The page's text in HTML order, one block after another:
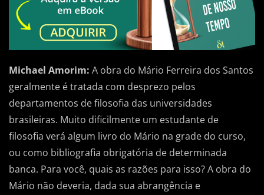
Michael Amorim: A obra do Mário Ferreira dos Santos
geralmente é tratada com desprezo pelos
departamentos de filosofia das universidades
brasileiras. Muito dificilmente um estudante de
filosofia verá algum livro do Mário na grade do curso,
ou como bibliografia obrigatória de determinada
banca. Para você, quais as razões para isso? A obra do
Mário não deveria, dada sua abrangência e